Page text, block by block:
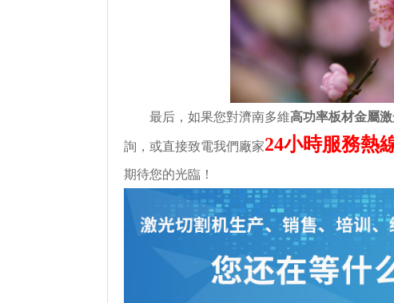
最后，如果您對濟南多維高功率板材金屬
詢，或直接致電我們廠家24小時服務熱
期待您的光臨！